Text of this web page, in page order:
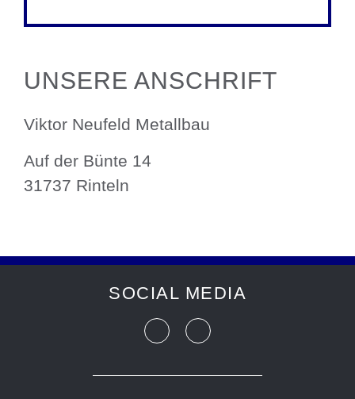
UNSERE ANSCHRIFT
Viktor Neufeld Metallbau
Auf der Bünte 14
31737 Rinteln
SOCIAL MEDIA